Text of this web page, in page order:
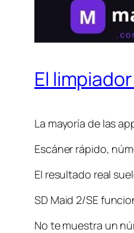
El
La mayoría de las
Escáner rápido,
El resultado real
SD Maid 2/SE
No te muestra un